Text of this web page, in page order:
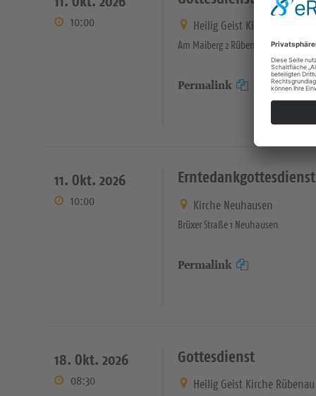
10:00 Heilig Geist Kirche Rübenau
Am Maiberg 2 Rübenau
Permalink
11. Okt. 2026
10:00
Erntedankgottesdienst
Kirche Neuhausen
Brüxer Straße 1 Neuhausen
Permalink
18. Okt. 2026
08:30
Gottesdienst
Heilig Geist Kirche Rübenau